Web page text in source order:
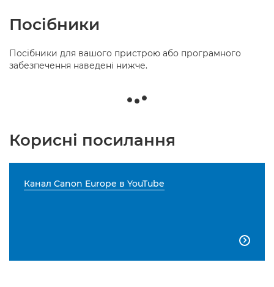
Посібники
Посібники для вашого пристрою або програмного
забезпечення наведені нижче.
Корисні посилання
Канал Canon Europe в YouTube
